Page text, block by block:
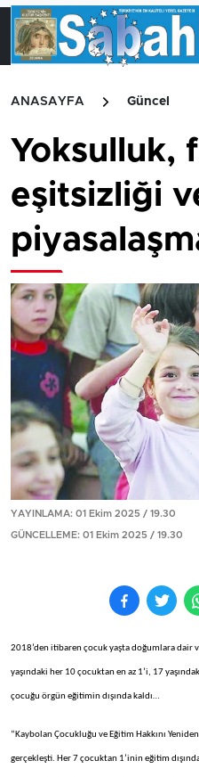
ANASAYFA Güncel
Yoksulluk,
eşitsizliği
YAYINLAMA: 01 Ekim 2025 / 19.30
GÜNCELLEME: 01 Ekim 2025 / 19.30
2018’den itibaren çocuk yaşta doğumlara dair
yaşındaki her 10 çocuktan en az 1’i, 17
çocuğu örgün eğitimin dışında kaldı…
“Kaybolan Çocukluğu ve Eğitim Hakkını
gerçekleşti. Her 7 çocuktan 1’inin eğitim